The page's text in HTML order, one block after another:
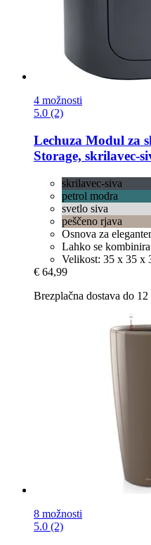
4 možnosti
5.0 (2)
Lechuza Modul za
Storage, skrilavec-​
skrilavec-siva
petrol modra
svetlo siva
peščeno rjava
Osnova za
Lahko se
Velikost: 35 x 35 x
€ 64,99
Brezplačna dostava do 12
8 možnosti
5.0 (2)